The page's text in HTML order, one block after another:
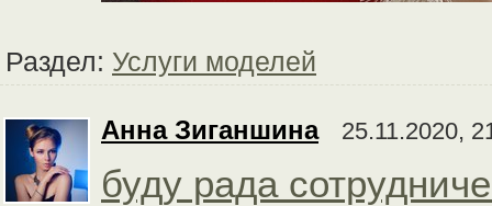
Раздел: Услуги моделей
Анна Зиганшина 25.11.2020,
буду рада